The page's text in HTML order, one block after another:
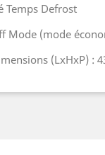
Temps Defrost
Mode (mode
(LxHxP) :